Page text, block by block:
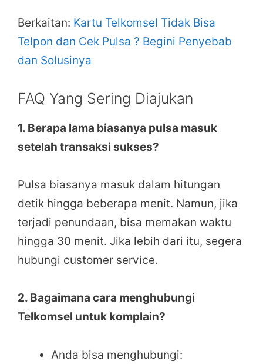
Berkaitan: Kartu Telkomsel Tidak Bisa
Telpon dan Cek Pulsa ? Begini Penyebab
dan Solusinya
FAQ Yang Sering Diajukan
1. Berapa lama biasanya pulsa masuk
setelah transaksi sukses?
Pulsa biasanya masuk dalam hitungan
detik hingga beberapa menit. Namun, jika
terjadi penundaan, bisa memakan waktu
hingga 30 menit. Jika lebih dari itu, segera
hubungi customer service.
2. Bagaimana cara menghubungi
Telkomsel untuk komplain?
Anda bisa menghubungi: